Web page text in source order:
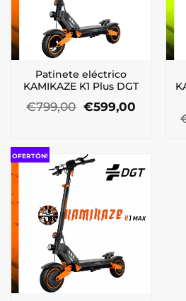
Patinete eléctrico
KAMIKAZE K1 Plus DGT
€799,00 El
€799,00.
€599,00El
OFERTÓN!